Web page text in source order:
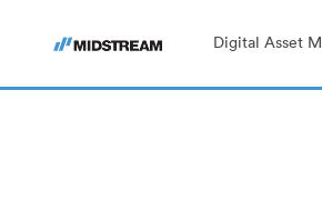
Digital Asset